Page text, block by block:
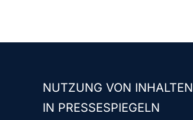
NUTZUNG VON INHALTEN
IN PRESSESPIEGELN